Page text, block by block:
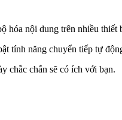
hóa nội dung trên nhiều thiết
tính năng chuyển tiếp tự
chắc chắn sẽ có ích với bạn.